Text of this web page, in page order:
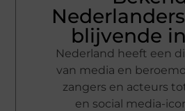
blijvende
Nederland heeft een
van media en
zangers en acteurs
en social media-